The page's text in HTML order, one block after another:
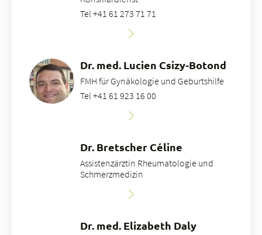
Tel +41 61 273 71 71
Dr. med. Lucien Csizy-Botond
FMH für Gynäkologie und Geburtshilfe
Tel +41 61 923 16 00
Dr. Bretscher Céline
Assistenzärztin Rheumatologie und
Schmerzmedizin
Dr. med. Elizabeth Daly